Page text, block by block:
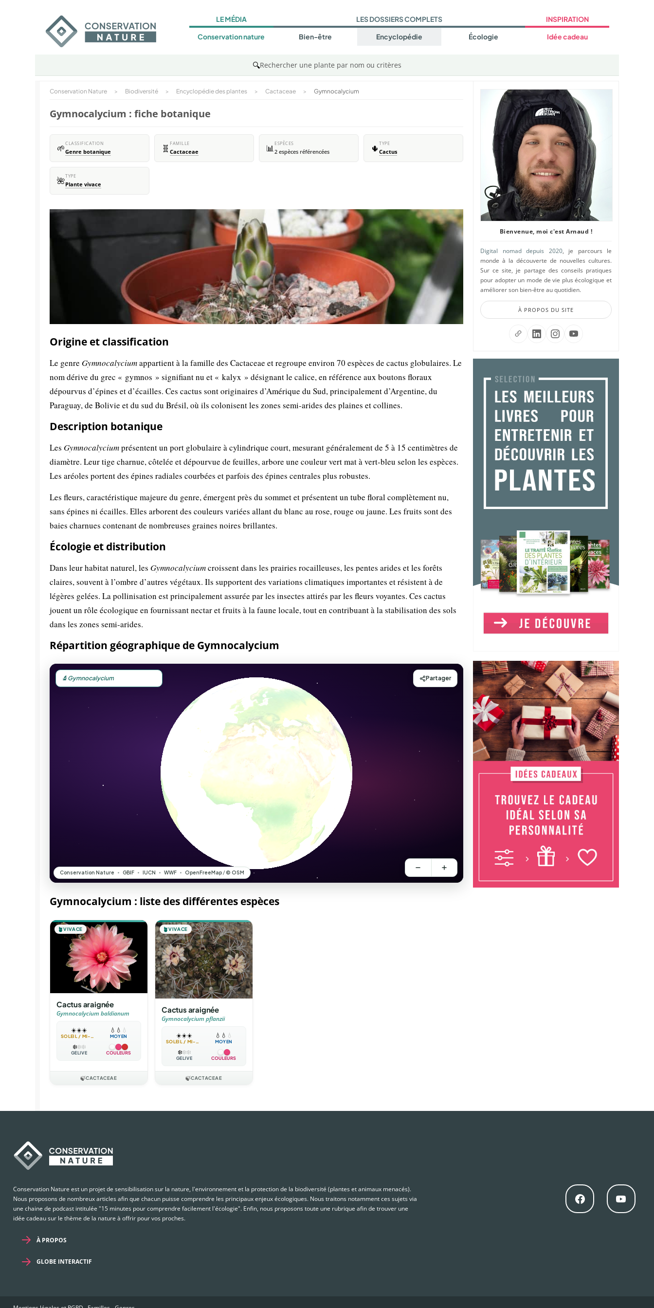
LE MÉDIA
Conservation nature
LES DOSSIERS COMPLETS
Bien-être Encyclopédie Écologie
INSPIRATION
Idée cadeau
🔍Rechercher une plante par nom ou critères
Conservation Nature > Biodiversité > Encyclopédie des plantes > Cactaceae > Gymnocalycium
Gymnocalycium : fiche botanique
🌱CLASSIFICATION
Genre botanique 🧬 FAMILLE
Cactaceae 📊 ESPÈCES
2 espèces référencées 🌵 TYPE
Cactus
🌺TYPE
Plante vivace
Origine et classification
Le genre Gymnocalyciumappartient à la famille des Cactaceae et regroupe environ 70 espèces de cactus globulaires. Le
nom dérive du grec « gymnos » signifiant nu et « kalyx » désignant le calice, en référence aux boutons floraux
dépourvus d’épines et d’écailles. Ces cactus sont originaires d’Amérique du Sud, principalement d’Argentine, du
Paraguay, de Bolivie et du sud du Brésil, où ils colonisent les zones semi-arides des plaines et collines.
Description botanique
Les Gymnocalyciumprésentent un port globulaire à cylindrique court, mesurant généralement de 5 à 15 centimètres de
diamètre. Leur tige charnue, côtelée et dépourvue de feuilles, arbore une couleur vert mat à vert-bleu selon les espèces.
Les aréoles portent des épines radiales courbées et parfois des épines centrales plus robustes.
Les fleurs, caractéristique majeure du genre, émergent près du sommet et présentent un tube floral complètement nu,
sans épines ni écailles. Elles arborent des couleurs variées allant du blanc au rose, rouge ou jaune. Les fruits sont des
baies charnues contenant de nombreuses graines noires brillantes.
Écologie et distribution
Dans leur habitat naturel, les Gymnocalyciumcroissent dans les prairies rocailleuses, les pentes arides et les forêts
claires, souvent à l’ombre d’autres végétaux. Ils supportent des variations climatiques importantes et résistent à de
légères gelées. La pollinisation est principalement assurée par les insectes attirés par les fleurs voyantes. Ces cactus
jouent un rôle écologique en fournissant nectar et fruits à la faune locale, tout en contribuant à la stabilisation des sols
dans les zones semi-arides.
Répartition géographique de Gymnocalycium
Gymnocalycium : liste des différentes espèces
🪴VIVACE
Cactus araignée
Gymnocalycium baldianum
☀️☀️☀️
SOLEIL / MI-OMBRE
💧 💧 💧
MOYEN
❄️❄️❄️
GÉLIVE COULEURS
🍃CACTACEAE
🪴VIVACE
Cactus araignée
Gymnocalycium pflanzii
☀️☀️☀️
SOLEIL / MI-OMBRE
💧 💧 💧
MOYEN
❄️❄️❄️
GÉLIVE COULEURS
🍃CACTACEAE
Bienvenue, moi c'est Arnaud !
Digital nomad depuis 2020, je parcours le
monde à la découverte de nouvelles cultures.
Sur ce site, je partage des conseils pratiques
pour adopter un mode de vie plus écologique et
améliorer son bien-être au quotidien.
À PROPOS DU SITE
Conservation Nature est un projet de sensibilisation sur la nature, l'environnement et la protection de la biodiversité (plantes et animaux menacés).
Nous proposons de nombreux articles afin que chacun puisse comprendre les principaux enjeux écologiques. Nous traitons notamment ces sujets via
une chaine de podcast intitulée "15 minutes pour comprendre facilement l'écologie". Enfin, nous proposons toute une rubrique afin de trouver une
idée cadeau sur le thème de la nature à offrir pour vos proches.
À PROPOS
GLOBE INTERACTIF